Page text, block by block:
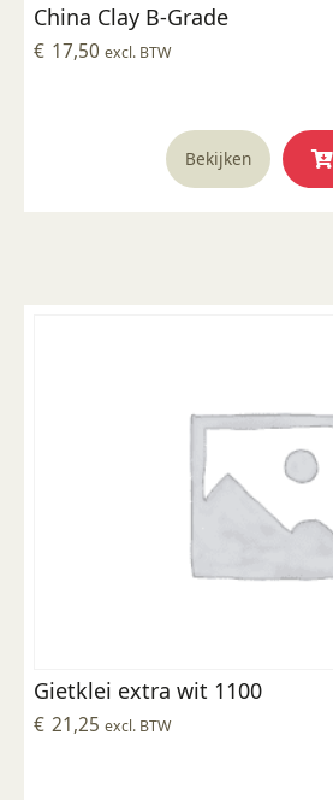
China Clay B-Grade
€ 17,50 excl. BTW
Bekijken
Gietklei extra wit 1100
€ 21,25 excl. BTW